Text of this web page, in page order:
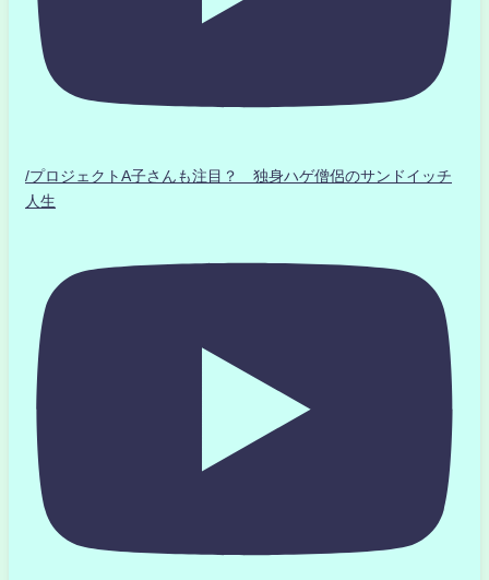
/プロジェクトA子さんも注目？ 独身ハゲ僧侶のサンドイッチ
人生